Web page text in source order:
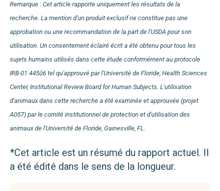
Remarque : Cet article rapporte uniquement les résultats de la
recherche. La mention d'un produit exclusif ne constitue pas une
approbation ou une recommandation de la part de l'USDA pour son
utilisation. Un consentement éclairé écrit a été obtenu pour tous les
sujets humains utilisés dans cette étude conformément au protocole
IRB-01 445й6 tel qu'approuvé par l'Université de Floride, Health Sciences
Center, Institutional Review Board for Human Subjects. L'utilisation
d'animaux dans cette recherche a été examinée et approuvée (projet
A057) par le comité institutionnel de protection et d'utilisation des
animaux de l'Université de Floride, Gainesville, FL.
*Cet article est un résumé du rapport actuel. Il
a été édité dans le sens de la longueur.